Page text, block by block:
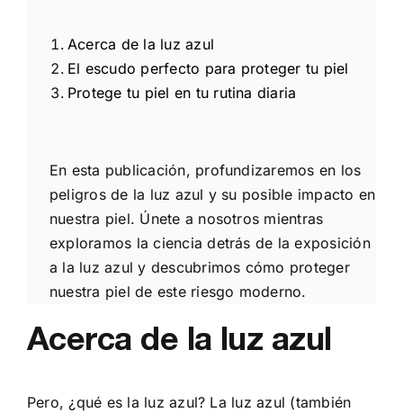
Acerca de la luz azul
El escudo perfecto para proteger tu piel
Protege tu piel en tu rutina diaria
En esta publicación, profundizaremos en los
peligros de la luz azul y su posible impacto en
nuestra piel. Únete a nosotros mientras
exploramos la ciencia detrás de la exposición
a la luz azul y descubrimos cómo proteger
nuestra piel de este riesgo moderno.
Acerca de la luz azul
Pero, ¿qué es la luz azul? La luz azul (también